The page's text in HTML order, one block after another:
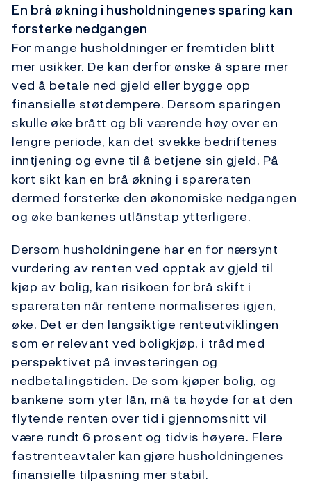
En brå økning i husholdningenes sparing kan
forsterke nedgangen
For mange husholdninger er fremtiden blitt
mer usikker. De kan derfor ønske å spare mer
ved å betale ned gjeld eller bygge opp
finansielle støtdempere. Dersom sparingen
skulle øke brått og bli værende høy over en
lengre periode, kan det svekke bedriftenes
inntjening og evne til å betjene sin gjeld. På
kort sikt kan en brå økning i spareraten
dermed forsterke den økonomiske nedgangen
og øke bankenes utlånstap ytterligere.
Dersom husholdningene har en for nærsynt
vurdering av renten ved opptak av gjeld til
kjøp av bolig, kan risikoen for brå skift i
spareraten når rentene normaliseres igjen,
øke. Det er den langsiktige renteutviklingen
som er relevant ved boligkjøp, i tråd med
perspektivet på investeringen og
nedbetalingstiden. De som kjøper bolig, og
bankene som yter lån, må ta høyde for at den
flytende renten over tid i gjennomsnitt vil
være rundt 6 prosent og tidvis høyere. Flere
fastrenteavtaler kan gjøre husholdningenes
finansielle tilpasning mer stabil.